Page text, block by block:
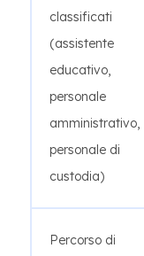
classificati
(assistente
educativo,
personale
amministrativo,
personale di
custodia)
Percorso di